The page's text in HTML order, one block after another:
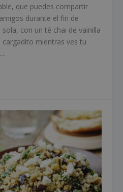
que puedes compartir
durante el fin de
con un té chai de vainilla
mientras ves tu